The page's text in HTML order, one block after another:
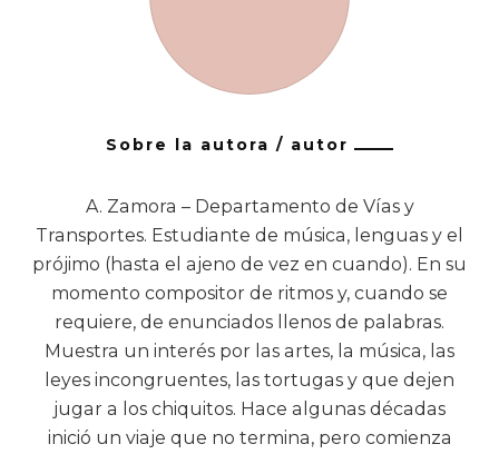
Sobre la autora / autor
A. Zamora – Departamento de Vías y
Transportes. Estudiante de música, lenguas y el
prójimo (hasta el ajeno de vez en cuando). En su
momento compositor de ritmos y, cuando se
requiere, de enunciados llenos de palabras.
Muestra un interés por las artes, la música, las
leyes incongruentes, las tortugas y que dejen
jugar a los chiquitos. Hace algunas décadas
inició un viaje que no termina, pero comienza